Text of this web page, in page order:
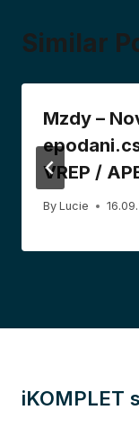
Similar
Mzdy –
VREP /
By Lucie
iKOMPLET